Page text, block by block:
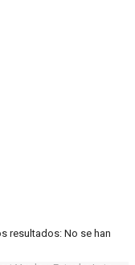
resultados:No se han